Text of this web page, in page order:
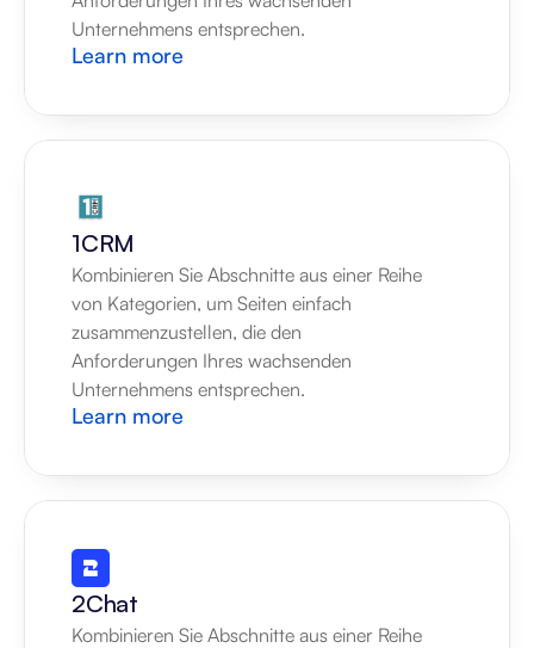
Unternehmens entsprechen.
Learn more
1CRM
Kombinieren Sie Abschnitte aus einer Reihe
von Kategorien, um Seiten einfach
zusammenzustellen, die den
Anforderungen Ihres wachsenden
Unternehmens entsprechen.
Learn more
2Chat
Kombinieren Sie Abschnitte aus einer Reihe